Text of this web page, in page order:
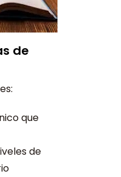
de
es:
que
de